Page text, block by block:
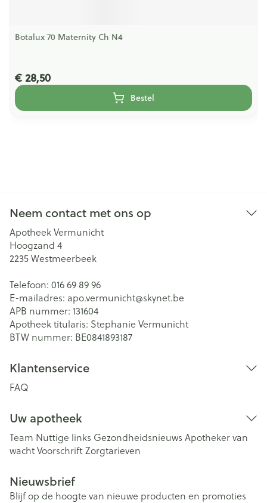
Botalux 70 Maternity Ch N4
€ 28,50
Bestel
Neem contact met ons op
Apotheek Vermunicht
Hoogzand 4
2235Westmeerbeek
Telefoon: 016 69 89 96
E-mailadres: apo.vermunicht@skynet.be
APB nummer: 131604
Apotheek titularis: Stephanie Vermunicht
BTW nummer: BE0841893187
Klantenservice
FAQ
Uw apotheek
Team Nuttige links Gezondheidsnieuws Apotheker van
wachtVoorschriftZorgtarieven
Nieuwsbrief
Blijf op de hoogte van nieuwe producten en promoties